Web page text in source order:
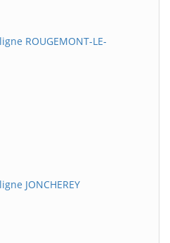
ROUGEMONT-LE-
JONCHEREY